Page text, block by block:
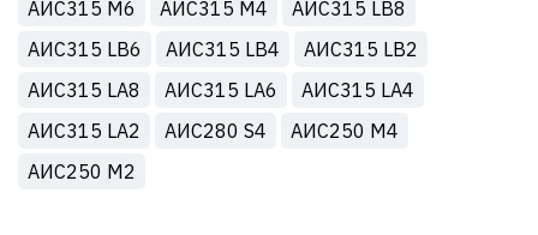
АИС315 M6
АИС315 M4
АИС315 LB8
АИС315 LB6
АИС315 LB4
АИС315 LB2
АИС315 LA8
АИС315 LA6
АИС315 LA4
АИС315 LA2
АИС280 S4
АИС250 М4
АИС250 M2